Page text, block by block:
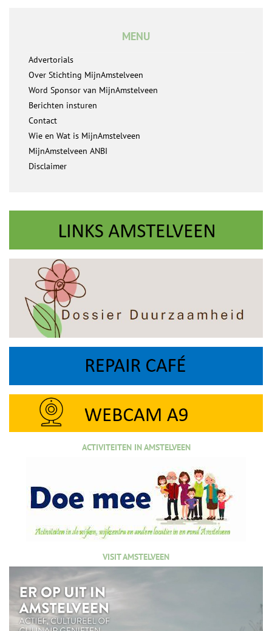
MENU
Advertorials
Over Stichting MijnAmstelveen
Word Sponsor van MijnAmstelveen
Berichten insturen
Contact
Wie en Wat is MijnAmstelveen
MijnAmstelveen ANBI
Disclaimer
ACTIVITEITEN IN AMSTELVEEN
VISIT AMSTELVEEN